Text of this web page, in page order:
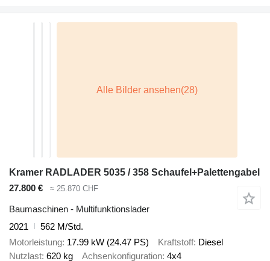
Kramer RADLADER 5035 / 358 Schaufel+Palettengabel
27.800 €
≈ 25.870 CHF
Baumaschinen - Multifunktionslader
2021
562 M/Std.
Motorleistung 17.99 kW (24.47 PS) Kraftstoff Diesel
Nutzlast 620 kg Achsenkonfiguration 4x4